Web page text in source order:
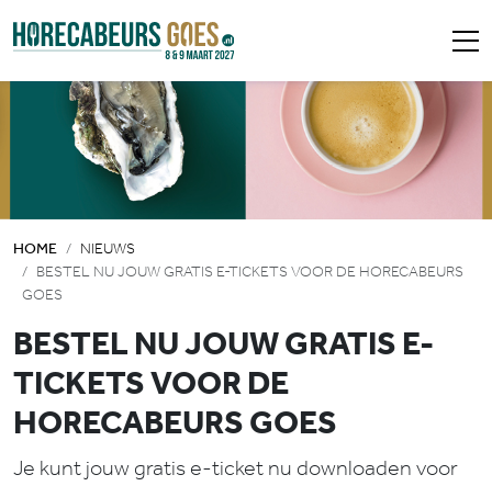
HOME
NIEUWS
BESTEL NU JOUW GRATIS E-TICKETS VOOR DE HORECABEURS
GOES
BESTEL NU JOUW GRATIS E-
TICKETS VOOR DE
HORECABEURS GOES
Je kunt jouw gratis e-ticket nu downloaden voor